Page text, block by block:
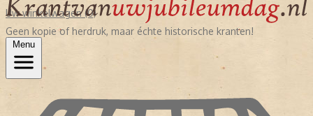
Uw winkelwagen (0)
Geen kopie of herdruk, maar échte historische kranten!
Menu